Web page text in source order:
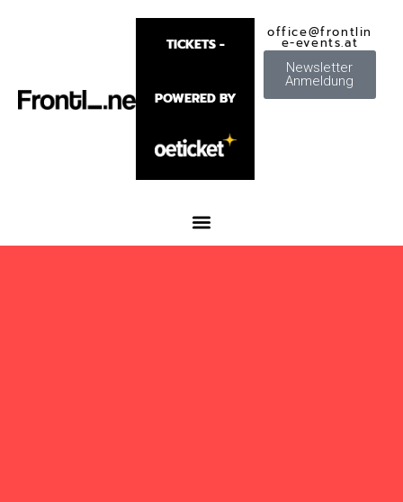
TICKETS -
POWERED BY
office@frontlin
e-events.at
Newsletter
Anmeldung